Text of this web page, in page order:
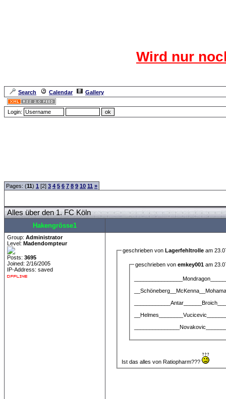
Wird nur
Search Calendar
Gallery
Login:
Pages: (11) 1 [2] 3 4 5 6 7 8 9 10 11 »
Alles über den 1. FC Köln
Hakengrösse1
Group: Administrator
Level: Madendompteur
Posts: 3695
Joined: 2/16/2005
IP-Address: saved
geschrieben vonLagerfehltrolle am
geschrieben vonemkey001 am
Ist das alles von Ratiopharm???